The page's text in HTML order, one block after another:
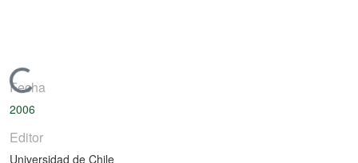
Cargando...
Fecha
2006
Editor
Universidad de Chile